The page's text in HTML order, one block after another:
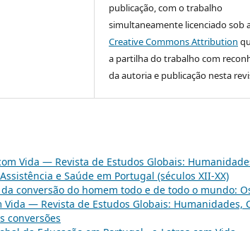
publicação, com o trabalho
simultaneamente licenciado sob
Creative Commons Attribution
a partilha do trabalho com
da autoria e publicação nesta
Vida — Revista de Estudos Globais:
e Saúde em Portugal (séculos XII-XX)
conversão do homem todo e de todo o mundo:
Vida — Revista de Estudos Globais: Humanidades,
conversões